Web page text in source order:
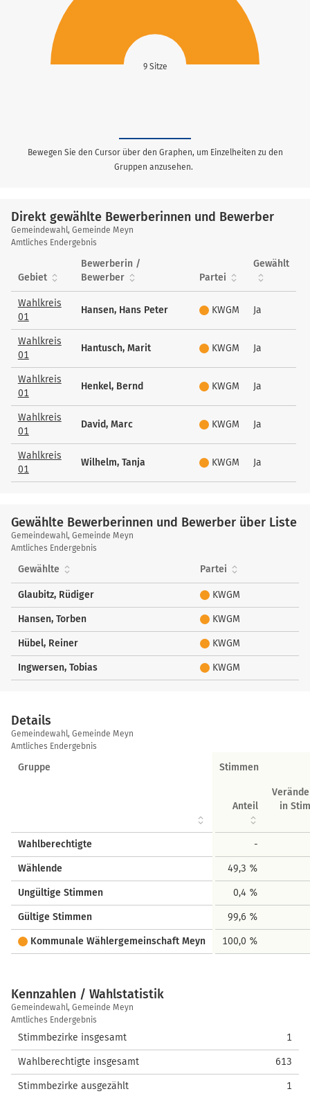
9 Sitze
Bewegen Sie den Cursor über den Graphen, um Einzelheiten zu den
Gruppen anzusehen.
Direkt gewählte Bewerberinnen und Bewerber
Direkt
gewählte
Bewerberinnen
und
Bewerber
Gemeindewahl, Gemeinde Meyn
Amtliches Endergebnis
Gebiet
Bewerberin /
Bewerber
Partei
Gewählt
Wahlkreis
01
Hansen, Hans Peter KWGM Ja
Wahlkreis
01
Hantusch, Marit KWGM Ja
Wahlkreis
01
Henkel, Bernd KWGM Ja
Wahlkreis
01
David, Marc KWGM Ja
Wahlkreis
01
Wilhelm, Tanja KWGM Ja
Gewählte Bewerberinnen und Bewerber über Liste
Gewählte
Bewerberinnen
und
über
Liste
Gemeindewahl, Gemeinde Meyn
Amtliches Endergebnis
Gewählte Partei
Glaubitz, Rüdiger KWGM
Hansen, Torben KWGM
Hübel, Reiner KWGM
Ingwersen, Tobias KWGM
Details
Details
Gemeindewahl, Gemeinde Meyn
Amtliches Endergebnis
Gruppe Stimmen
Anteil
in
Wahlberechtigte -
Wählende 49,3 %
Ungültige Stimmen 0,4 %
Gültige Stimmen 99,6 %
Kommunale Wählergemeinschaft Meyn 100,0 %
Kennzahlen / Wahlstatistik
Kennzahlen
/
Wahlstatistik
Gemeindewahl, Gemeinde Meyn
Amtliches Endergebnis
Stimmbezirke insgesamt 1
Wahlberechtigte insgesamt 613
Stimmbezirke ausgezählt 1